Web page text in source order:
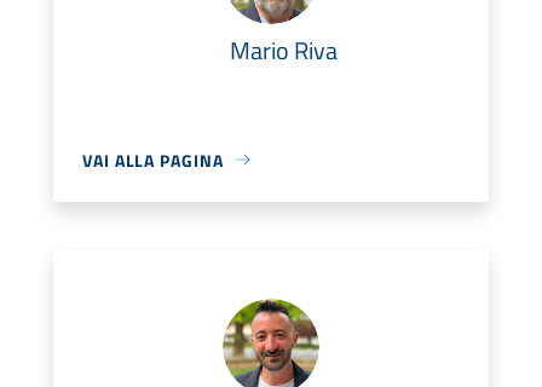
Mario Riva
VAI ALLA PAGINA